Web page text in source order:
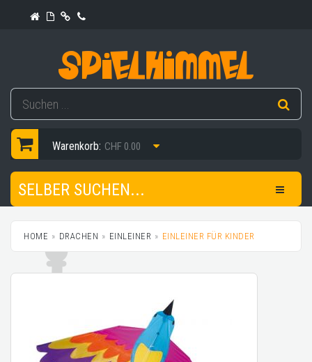
Warenkorb: CHF 0.00
SELBER SUCHEN...
HOME DRACHEN EINLEINER EINLEINER FÜR KINDER